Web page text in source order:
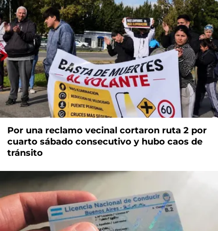
Por una reclamo vecinal cortaron ruta 2 por
cuarto sábado consecutivo y hubo caos de
tránsito